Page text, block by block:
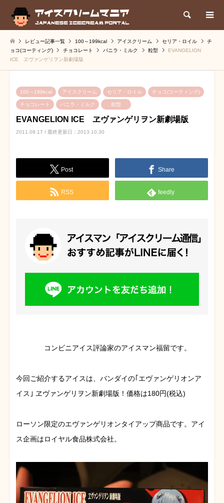
検索
レビュー記事一覧 100～199kcal アイスクリーム セリア・ロイル
チ
ョコ(コーティング)
チョコレート バニラ・ミルク 粒型
EVANGELION
ICE ヱヴァンゲリヲン新劇場版
100～199kcal アイスクリーム セリア・ロイル チョコ(コーティング)
チョコレート バニラ・ミルク 粒型
EVANGELION ICE ヱヴァンゲリヲン新劇場版
2011.09.17 / 最終更新日：2013.10.30
Post Share
RSS feedly
コンビニアイス評論家のアイスマン福留です。
今回ご紹介するアイスは、バンダイの｢エヴァンゲリオンア
イス｣ ヱヴァンゲリヲン新劇場版！価格は180円(税込)
ローソン限定のエヴァンゲリオンタイアップ商品です。アイ
ス企画はロイヤル食品株式会社。